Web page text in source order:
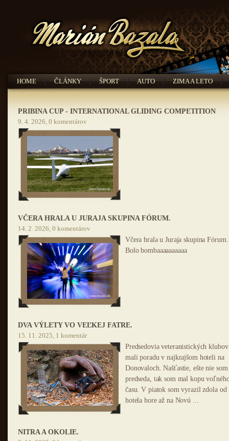
HOME ČLÁNKY ŠPORT AUTO ZIMA A LETO
PRIBINA CUP - INTERNATIONAL GLIDING COMPETITION
9. 4. 2026, 0 komentárov
VČERA HRALA U JURAJA SKUPINA FÓRUM.
14. 2. 2026, 0 komentárov
Včera hrala u Juraja skupina Fórum.
Bolo bombaaaaaaaaaa
DVA VÝLETY VO VEĽKEJ FATRE.
15. 11. 2025, 1 komentár
Predsedovia veteranistických klubov
mali poradu v najkrajšom hoteli na
Donovaloch. Našťastie, ešte nie som
predseda, tak som mal kopu
času. V piatok som vyrazil zdola od
hotela hore až na Novú ...
NITRA A OKOLIE.